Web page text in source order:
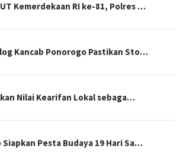
Kemerdekaan RI ke-81, Polres …
Kancab Ponorogo Pastikan Sto…
Nilai Kearifan Lokal sebaga…
Pesta Budaya 19 Hari Sa…